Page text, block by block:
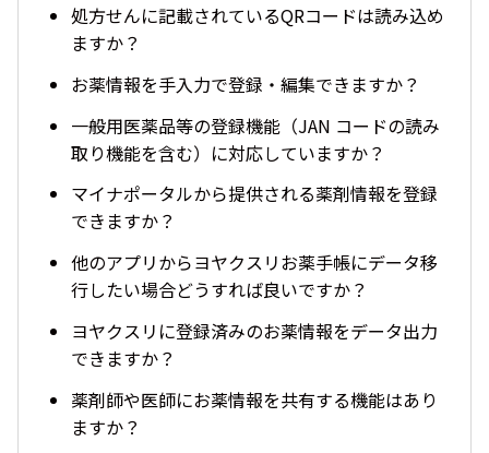
処方せんに記載されているQRコードは読み込め
ますか？
お薬情報を手入力で登録・編集できますか？
一般用医薬品等の登録機能（JAN コードの読み
取り機能を含む）に対応していますか？
マイナポータルから提供される薬剤情報を登録
できますか？
他のアプリからヨヤクスリお薬手帳にデータ移
行したい場合どうすれば良いですか？
ヨヤクスリに登録済みのお薬情報をデータ出力
できますか？
薬剤師や医師にお薬情報を共有する機能はあり
ますか？